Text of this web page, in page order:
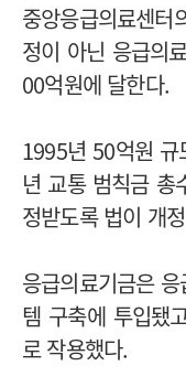
중앙응급의료센터
정이 아닌 응급의
00억원에 달한다.
1995년 50억원
년 교통 범칙금 총
정받도록 법이 개
응급의료기금은
템 구축에 투입됐
로 작용했다.